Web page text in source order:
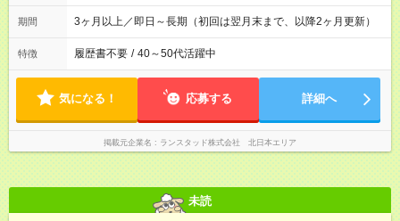
期間 3ヶ月以上／即日～長期（初回は翌月末まで、以降2ヶ月更新）
特徴 履歴書不要 / 40～50代活躍中
気になる！ 応募する 詳細へ
掲載元企業名 ランスタッド株式会社 北日本エリア
未読